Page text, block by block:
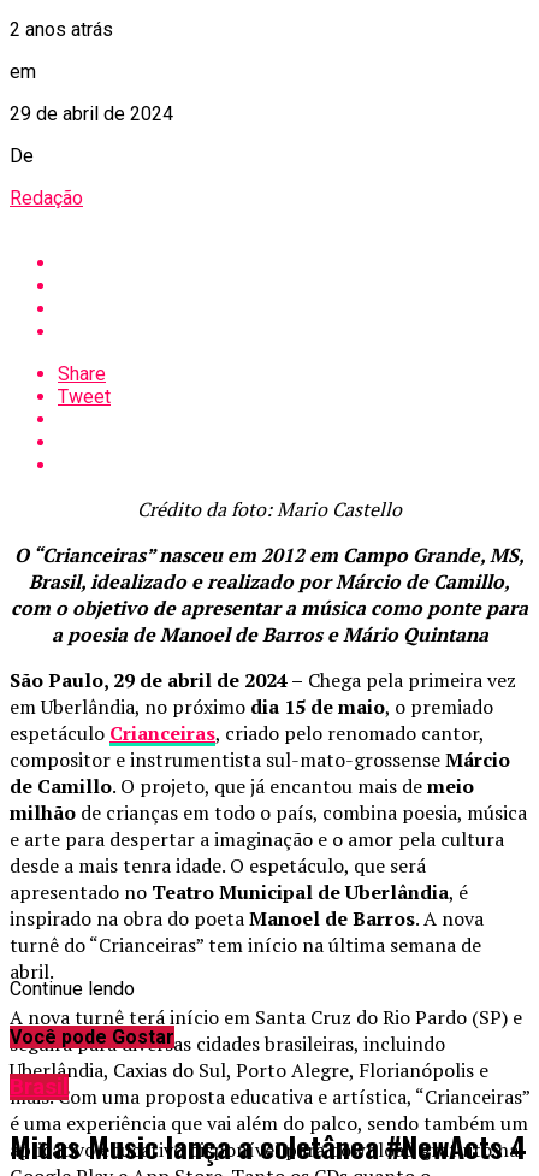
2 anos atrás
em
29 de abril de 2024
De
Redação
Share
Tweet
Crédito da foto: Mario Castello
O “Crianceiras” nasceu em 2012 em Campo Grande, MS,
Brasil, idealizado e realizado por Márcio de Camillo,
com o objetivo de apresentar a música como ponte para
a poesia de Manoel de Barros e Mário Quintana
São Paulo, 29 de abril de 2024 – Chega pela primeira vez
em Uberlândia, no próximo dia 15 de maio, o premiado
espetáculo Crianceiras, criado pelo renomado cantor,
compositor e instrumentista sul-mato-grossenseMárcio
de Camillo. O projeto, que já encantou mais demeio
milhão de crianças em todo o país, combina poesia, música
e arte para despertar a imaginação e o amor pela cultura
desde a mais tenra idade. O espetáculo, que será
apresentado no Teatro Municipal de Uberlândia, é
inspirado na obra do poetaManoel de Barros. A nova
turnê do “Crianceiras” tem início na última semana de
abril.
A nova turnê terá início em Santa Cruz do Rio Pardo (SP) e
seguirá para diversas cidades brasileiras, incluindo
Uberlândia, Caxias do Sul, Porto Alegre, Florianópolis e
mais. Com uma proposta educativa e artística, “Crianceiras”
é uma experiência que vai além do palco, sendo também um
aplicativo educativo disponível para download gratuito na
Continue lendo
Você pode Gostar
Brasil
Midas Music lança a coletânea #NewActs 4